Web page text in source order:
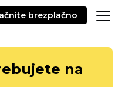
brezplačno
na